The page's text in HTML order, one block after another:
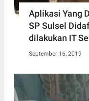
Aplikasi Yang
SP Sulsel
dilakukan IT
September 16, 2019